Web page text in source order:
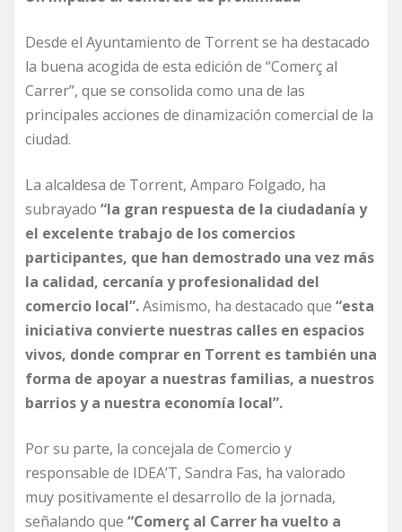
Desde el Ayuntamiento de Torrent se ha destacado
la buena acogida de esta edición de “Comerç al
Carrer”, que se consolida como una de las
principales acciones de dinamización comercial de la
ciudad.
La alcaldesa de Torrent, Amparo Folgado, ha
subrayado “la gran respuesta de la ciudadanía y
el excelente trabajo de los comercios
participantes, que han demostrado una vez más
la calidad, cercanía y profesionalidad del
comercio local”.Asimismo, ha destacado que “esta
iniciativa convierte nuestras calles en espacios
vivos, donde comprar en Torrent es también una
forma de apoyar a nuestras familias, a nuestros
barrios y a nuestra economía local”.
Por su parte, la concejala de Comercio y
responsable de IDEA’T, Sandra Fas, ha valorado
muy positivamente el desarrollo de la jornada,
señalando que “Comerç al Carrer ha vuelto a